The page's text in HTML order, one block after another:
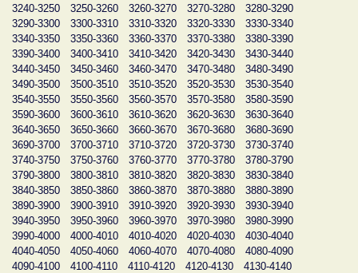
3240-3250
3250-3260 3260-3270 3270-3280
3280-3290
3290-3300
3300-3310 3310-3320 3320-3330
3330-3340
3340-3350
3350-3360 3360-3370 3370-3380
3380-3390
3390-3400
3400-3410 3410-3420 3420-3430
3430-3440
3440-3450
3450-3460 3460-3470 3470-3480
3480-3490
3490-3500
3500-3510 3510-3520 3520-3530
3530-3540
3540-3550
3550-3560 3560-3570 3570-3580
3580-3590
3590-3600
3600-3610 3610-3620 3620-3630
3630-3640
3640-3650
3650-3660 3660-3670 3670-3680
3680-3690
3690-3700
3700-3710 3710-3720 3720-3730
3730-3740
3740-3750
3750-3760 3760-3770 3770-3780
3780-3790
3790-3800
3800-3810 3810-3820 3820-3830
3830-3840
3840-3850
3850-3860 3860-3870 3870-3880
3880-3890
3890-3900
3900-3910 3910-3920 3920-3930
3930-3940
3940-3950
3950-3960 3960-3970 3970-3980
3980-3990
3990-4000
4000-4010 4010-4020 4020-4030
4030-4040
4040-4050
4050-4060 4060-4070 4070-4080
4080-4090
4090-4100
4100-4110 4110-4120 4120-4130
4130-4140